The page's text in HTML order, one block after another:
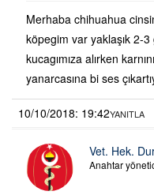
Merhaba chihuahua
köpegim var yaklaşık 2-3
kucagımıza alırken
yanarcasına bi ses
10/10/2018: 19:42YANITLA
Vet. Hek.
Anahtar